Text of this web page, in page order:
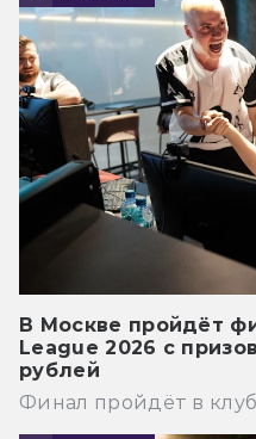
В Москве пройдёт
League 2026 с
рублей
Финал пройдёт в